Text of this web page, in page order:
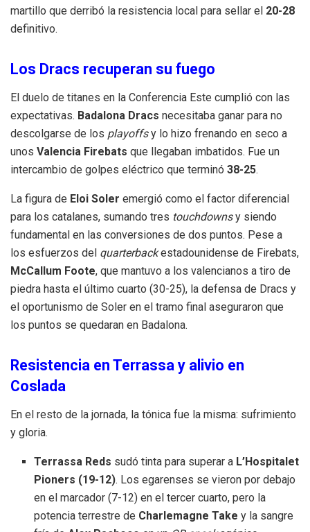
martillo que derribó la resistencia local para sellar el 20-28
definitivo.
Los Dracs recuperan su fuego
El duelo de titanes en la Conferencia Este cumplió con las
expectativas. Badalona Dracs necesitaba ganar para no
descolgarse de los playoffsy lo hizo frenando en seco a
unos Valencia Firebats que llegaban imbatidos. Fue un
intercambio de golpes eléctrico que terminó 38-25.
La figura de Eloi Soler emergió como el factor diferencial
para los catalanes, sumando tres touchdownsy siendo
fundamental en las conversiones de dos puntos. Pese a
los esfuerzos del quarterbackestadounidense de Firebats,
McCallum Foote, que mantuvo a los valencianos a tiro de
piedra hasta el último cuarto (30-25), la defensa de Dracs y
el oportunismo de Soler en el tramo final aseguraron que
los puntos se quedaran en Badalona.
Resistencia en Terrassa y alivio en
Coslada
En el resto de la jornada, la tónica fue la misma: sufrimiento
y gloria.
Terrassa Reds sudó tinta para superar a L’Hospitalet
Pioners (19-12). Los egarenses se vieron por debajo
en el marcador (7-12) en el tercer cuarto, pero la
potencia terrestre de Charlemagne Take y la sangre